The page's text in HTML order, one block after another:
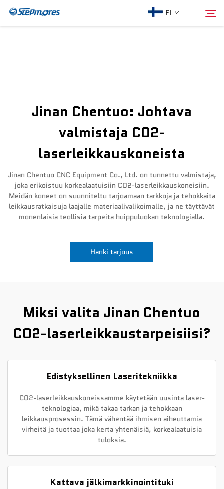
FI
Osta
Video
Jinan Chentuo: Johtava
valmistaja CO2-
laserleikkauskoneista
Jinan Chentuo CNC Equipment Co., Ltd. on tunnettu valmistaja,
joka erikoistuu korkealaatuisiin CO2-laserleikkauskoneisiin.
Meidän koneet on suunniteltu tarjoamaan tarkkoja ja tehokkaita
leikkausratkaisuja laajalle materiaalivalikoimalle, ja ne täyttävät
monenlaisia teollisia tarpeita huippuluokan teknologialla.
Hanki tarjous
Miksi valita Jinan Chentuo
CO2-laserleikkaustarpeisiisi?
Edistyksellinen Laseritekniikka
CO2-laserleikkauskoneissamme käytetään uusinta laser-
teknologiaa, mikä takaa tarkan ja tehokkaan
leikkausprosessin. Tämä vähentää ihmisen aiheuttamia
virheitä ja tuottaa joka kerta yhtenäisiä, korkealaatuisia
tuloksia.
Kattava jälkimarkkinointituki